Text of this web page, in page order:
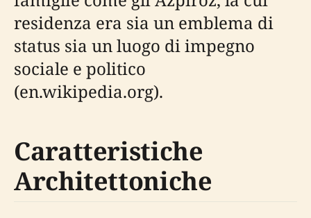
residenza era sia un emblema di
status sia un luogo di impegno
sociale e politico
(en.wikipedia.org).
Caratteristiche
Architettoniche